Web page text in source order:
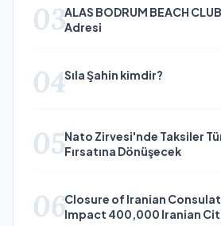
03ALAS BODRUM BEACH
Adresi
04Sıla Şahin kimdir?
05Nato Zirvesi'nde Taksiler
Fırsatına Dönüşecek
06Closure of Iranian
Impact 400,000 Iranian